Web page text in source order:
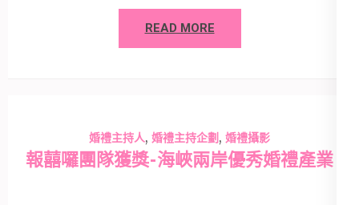
READ MORE
婚禮主持人, 婚禮主持企劃 , 婚禮攝影
報囍囉團隊獲獎-海峽兩岸優秀婚禮產業